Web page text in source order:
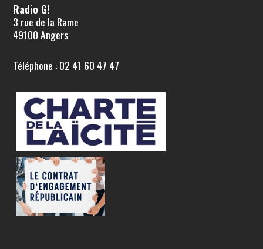
Radio G!
3 rue de la Rame
49100 Angers
Téléphone : 02 41 60 47 47